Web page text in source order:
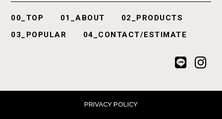
00_TOP 01_ABOUT
02_PRODUCTS
03_POPULAR
04_CONTACT/ESTIMATE
PRIVACY POLICY